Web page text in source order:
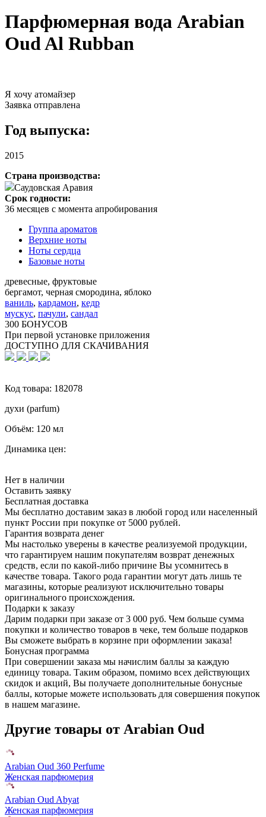
Парфюмерная вода Arabian
Oud Al Rubban
Я хочу атомайзер
Заявка отправлена
Год выпуска:
2015
Страна производства:
Саудовская Аравия
Срок годности:
36 месяцев с момента апробирования
Группа ароматов
Верхние ноты
Ноты сердца
Базовые ноты
древесные, фруктовые
бергамот, черная смородина, яблоко
ваниль, кардамон, кедр
мускус, пачули, сандал
300 БОНУСОВ
При первой установке приложения
ДОСТУПНО ДЛЯ СКАЧИВАНИЯ
Код товара: 182078
духи (parfum)
Объём: 120 мл
Динамика цен:
Нет в наличии
Оставить заявку
Бесплатная доставка
Мы бесплатно доставим заказ в любой город или населенный
пункт России при покупке от 5000 рублей.
Гарантия возврата денег
Мы настолько уверены в качестве реализуемой продукции,
что гарантируем нашим покупателям возврат денежных
средств, если по какой-либо причине Вы усомнитесь в
качестве товара. Такого рода гарантии могут дать лишь те
магазины, которые реализуют исключительно товары
оригинального происхождения.
Подарки к заказу
Дарим подарки при заказе от 3 000 руб. Чем больше сумма
покупки и количество товаров в чеке, тем больше подарков
Вы сможете выбрать в корзине при оформлении заказа!
Бонусная программа
При совершении заказа мы начислим баллы за каждую
единицу товара. Таким образом, помимо всех действующих
скидок и акций, Вы получаете дополнительные бонусные
баллы, которые можете использовать для совершения покупок
в нашем магазине.
Другие товары от Arabian Oud
Arabian Oud 360 Perfume
Женская парфюмерия
Arabian Oud Abyat
Женская парфюмерия